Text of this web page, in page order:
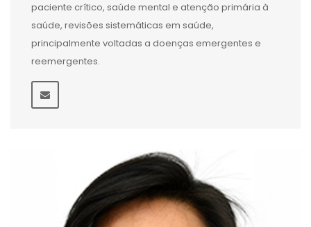
paciente crítico, saúde mental e atenção primária à
saúde, revisões sistemáticas em saúde,
principalmente voltadas a doenças emergentes e
reemergentes.